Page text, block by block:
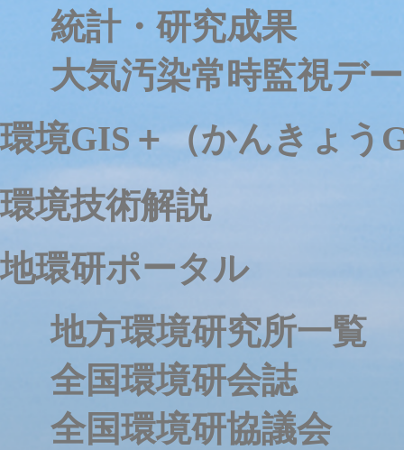
統計・研究成果
大気汚染常時監視デ
環境GIS＋（かんきょう
環境技術解説
地環研ポータル
地方環境研究所一覧
全国環境研会誌
全国環境研協議会